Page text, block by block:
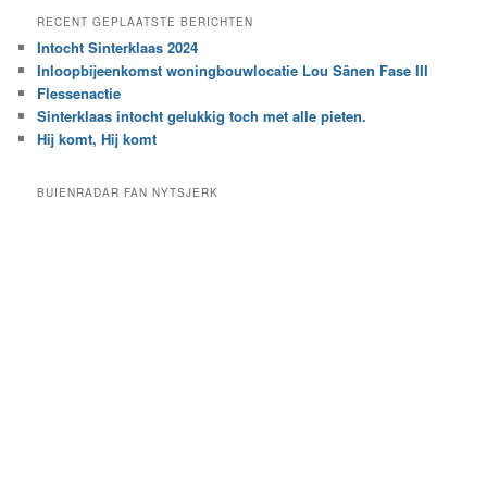
e
e
n
b
e
a
k
i
n
h
e
t
c
RECENT GEPLAATSTE BERICHTEN
Intocht Sinterklaas 2024
Inloopbijeenkomst woningbouwlocatie Lou Sânen Fase III
Flessenactie
Sinterklaas intocht gelukkig toch met alle pieten.
Hij komt, Hij komt
BUIENRADAR FAN NYTSJERK